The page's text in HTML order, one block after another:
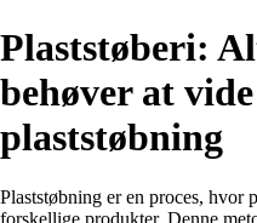
Plaststøberi:
behøver at
plaststøbning
Plaststøbning er en proces, hvor
forskellige produkter. Denne